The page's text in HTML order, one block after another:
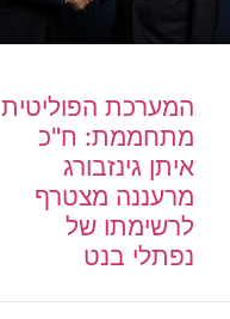
המערכת הפוליטית
מתחממת: ח"כ
איתן גינזבורג
מרעננה מצטרף
לרשימתו של
נפתלי בנט